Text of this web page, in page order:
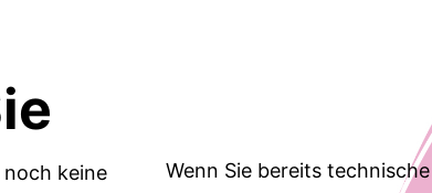
noch keine
Wenn Sie bereits